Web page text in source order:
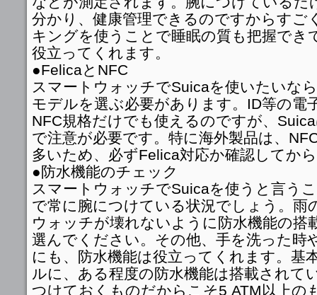
分かり、健康管理できるのですからすご
キングを使うことで睡眠の質も把握でき
役立ってくれます。
●FelicaとNFC
スマートウォッチでSuicaを使いたいな
モデルを選ぶ必要があります。ID等の電
NFC規格だけでも使えるのですが、
で注意が必要です。特に海外製品は、
多いため、必ずFelica対応か確認してか
●防水機能のチェック
スマートウォッチでSuicaを使うと言う
で常に腕につけている状況でしょう。雨
ウォッチが壊れないように防水機能の搭
選んでください。その他、手を洗った時
にも、防水機能は役立ってくれます。基
ルに、ある程度の防水機能は搭載されて
つけておくものだからこそ5 ATM以上の